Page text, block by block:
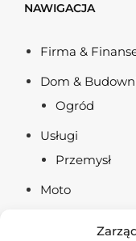
NAWIGACJA
Firma &
Dom &
Ogród
Usługi
Przemysł
Moto